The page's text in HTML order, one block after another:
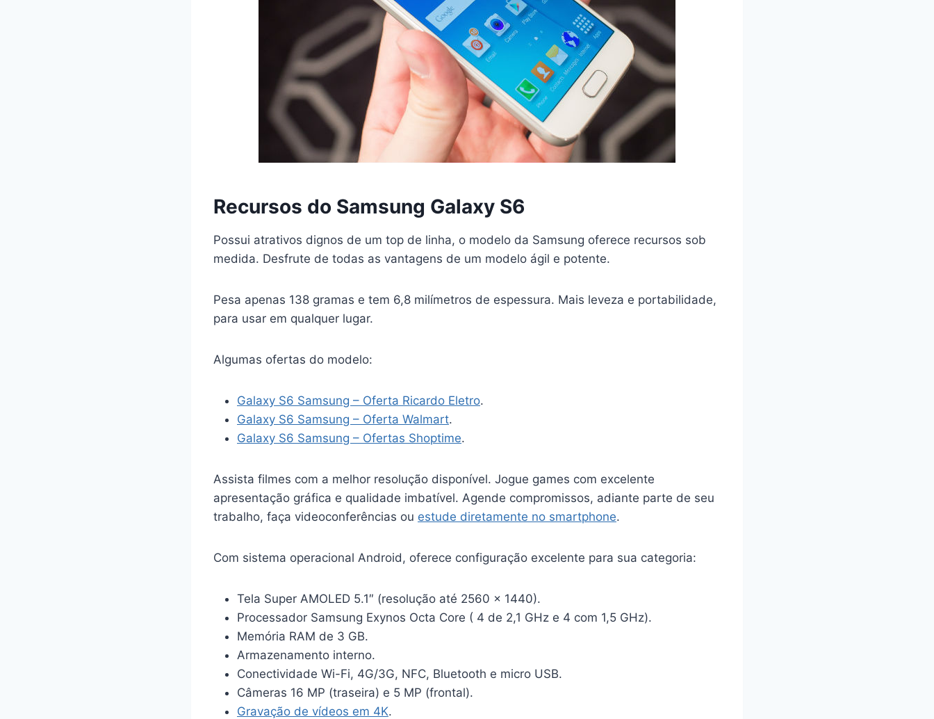
Recursos do Samsung Galaxy S6
Possui atrativos dignos de um top de linha, o modelo da Samsung oferece recursos sob
medida. Desfrute de todas as vantagens de um modelo ágil e potente.
Pesa apenas 138 gramas e tem 6,8 milímetros de espessura. Mais leveza e portabilidade,
para usar em qualquer lugar.
Algumas ofertas do modelo:
Galaxy S6 Samsung – Oferta Ricardo Eletro.
Galaxy S6 Samsung – Oferta Walmart.
Galaxy S6 Samsung – Ofertas Shoptime.
Assista filmes com a melhor resolução disponível. Jogue games com excelente
apresentação gráfica e qualidade imbatível. Agende compromissos, adiante parte de seu
trabalho, faça videoconferências ou estude diretamente no smartphone.
Com sistema operacional Android, oferece configuração excelente para sua categoria:
Tela Super AMOLED 5.1″ (resolução até 2560 x 1440).
Processador Samsung Exynos Octa Core ( 4 de 2,1 GHz e 4 com 1,5 GHz).
Memória RAM de 3 GB.
Armazenamento interno.
Conectividade Wi-Fi, 4G/3G, NFC, Bluetooth e micro USB.
Câmeras 16 MP (traseira) e 5 MP (frontal).
Gravação de vídeos em 4K.